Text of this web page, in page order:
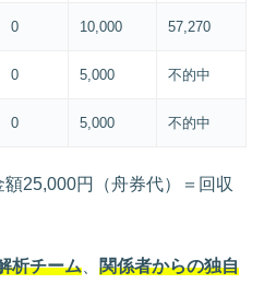
0 10,000 57,270
0 5,000 不的中
0 5,000 不的中
25,000円（舟券代）＝回収
析チーム
関係者からの独自